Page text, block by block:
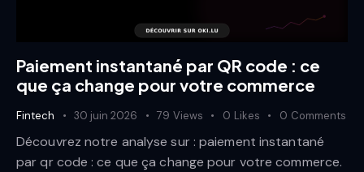
Paiement instantané par QR code : ce
que ça change pour votre commerce
Fintech 30 juin 2026 79 Views 0 Likes 0 Comments
Découvrez notre analyse sur : paiement instantané
par qr code : ce que ça change pour votre commerce.